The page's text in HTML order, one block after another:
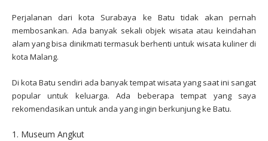
Perjalanan dari kota Surabaya ke Batu tidak akan pernah
membosankan. Ada banyak sekali objek wisata atau keindahan
alam yang bisa dinikmati termasuk berhenti untuk wisata kuliner di
kota Malang.
Di kota Batu sendiri ada banyak tempat wisata yang saat ini sangat
popular untuk keluarga. Ada beberapa tempat yang saya
rekomendasikan untuk anda yang ingin berkunjung ke Batu.
1. Museum Angkut